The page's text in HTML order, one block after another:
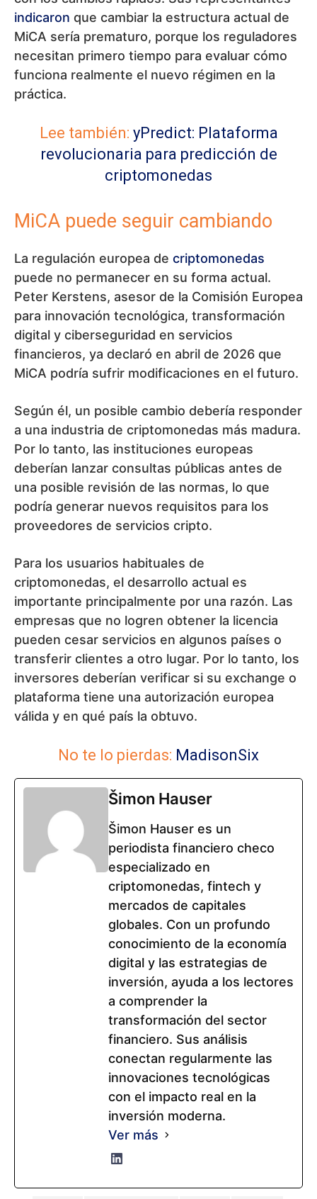
indicaron que cambiar la estructura actual de
MiCA sería prematuro, porque los reguladores
necesitan primero tiempo para evaluar cómo
funciona realmente el nuevo régimen en la
práctica.
Lee también: yPredict: Plataforma
revolucionaria para predicción de
criptomonedas
MiCA puede seguir cambiando
La regulación europea de criptomonedas
puede no permanecer en su forma actual.
Peter Kerstens, asesor de la Comisión Europea
para innovación tecnológica, transformación
digital y ciberseguridad en servicios
financieros, ya declaró en abril de 2026 que
MiCA podría sufrir modificaciones en el futuro.
Según él, un posible cambio debería responder
a una industria de criptomonedas más madura.
Por lo tanto, las instituciones europeas
deberían lanzar consultas públicas antes de
una posible revisión de las normas, lo que
podría generar nuevos requisitos para los
proveedores de servicios cripto.
Para los usuarios habituales de
criptomonedas, el desarrollo actual es
importante principalmente por una razón. Las
empresas que no logren obtener la licencia
pueden cesar servicios en algunos países o
transferir clientes a otro lugar. Por lo tanto, los
inversores deberían verificar si su exchange o
plataforma tiene una autorización europea
válida y en qué país la obtuvo.
No te lo pierdas: MadisonSix
Šimon Hauser
Šimon Hauser es un
periodista financiero checo
especializado en
criptomonedas, fintech y
mercados de capitales
globales. Con un profundo
conocimiento de la economía
digital y las estrategias de
inversión, ayuda a los lectores
a comprender la
transformación del sector
financiero. Sus análisis
conectan regularmente las
innovaciones tecnológicas
con el impacto real en la
inversión moderna.
Ver más